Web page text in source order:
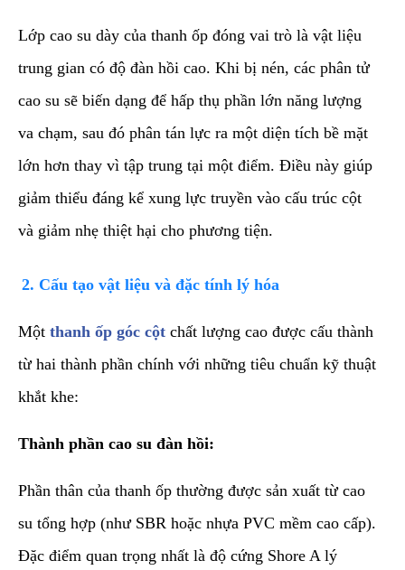
​Lớp cao su dày của thanh ốp đóng vai trò là vật liệu
trung gian có độ đàn hồi cao. Khi bị nén, các phân tử
cao su sẽ biến dạng để hấp thụ phần lớn năng lượng
va chạm, sau đó phân tán lực ra một diện tích bề mặt
lớn hơn thay vì tập trung tại một điểm. Điều này giúp
giảm thiểu đáng kể xung lực truyền vào cấu trúc cột
và giảm nhẹ thiệt hại cho phương tiện.
​2. Cấu tạo vật liệu và đặc tính lý hóa
​Một thanh ốp góc cột chất lượng cao được cấu thành
từ hai thành phần chính với những tiêu chuẩn kỹ thuật
khắt khe:
Thành phần cao su đàn hồi:
Phần thân của thanh ốp thường được sản xuất từ cao
su tổng hợp (như SBR hoặc nhựa PVC mềm cao cấp).
Đặc điểm quan trọng nhất là độ cứng Shore A lý